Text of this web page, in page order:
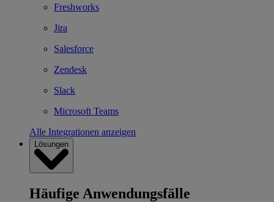
Freshworks
Jira
Salesforce
Zendesk
Slack
Microsoft Teams
Alle Integrationen anzeigen
Lösungen
Häufige Anwendungsfälle